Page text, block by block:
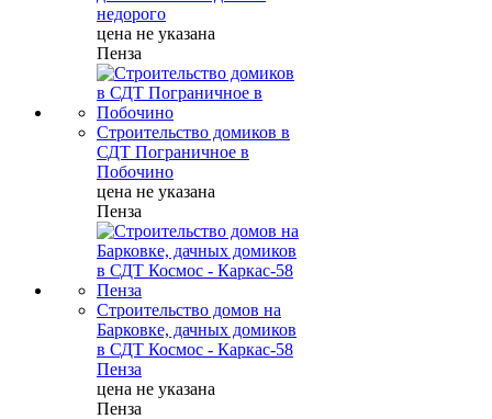
недорого
цена не указана
Пенза
Строительство домиков в
СДТ Пограничное в
Побочино
цена не указана
Пенза
Строительство домов на
Барковке, дачных домиков
в СДТ Космос - Каркас-58
Пенза
цена не указана
Пенза